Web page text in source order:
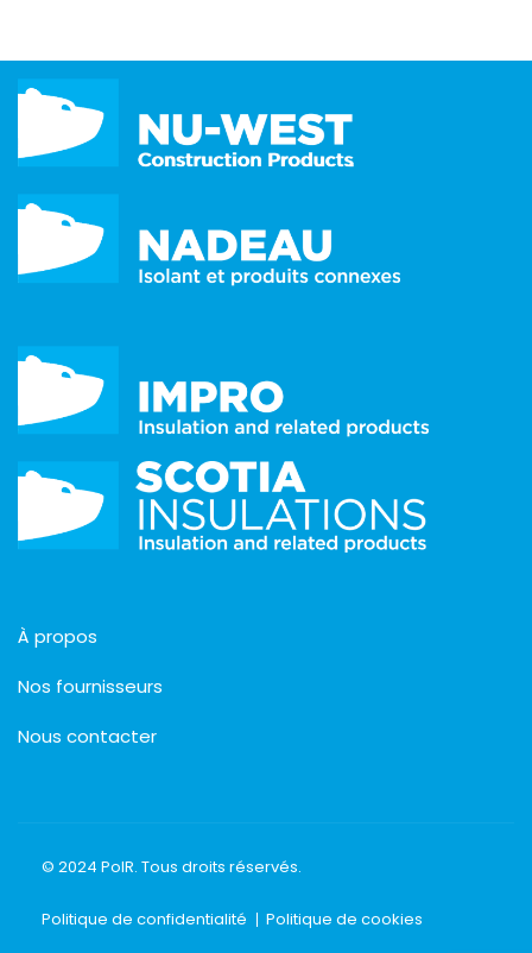
À propos
Nos fournisseurs
Nous contacter
© 2024 PolR. Tous droits réservés.
Politique de confidentialité Politique de cookies